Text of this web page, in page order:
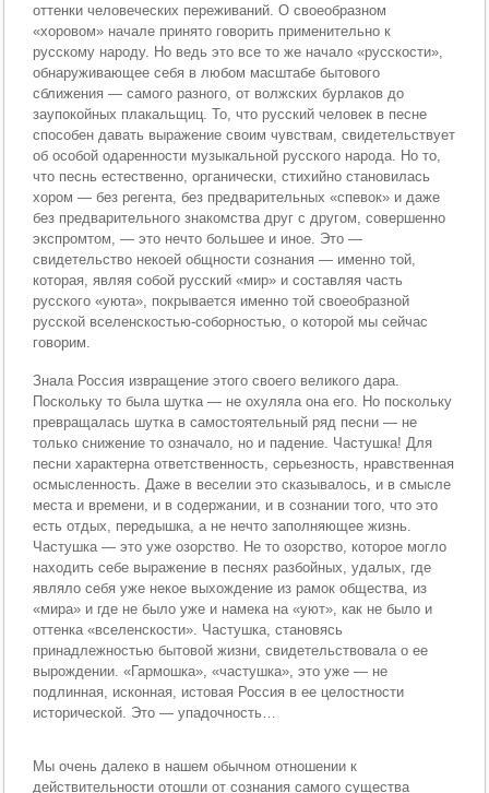
оттенки человеческих переживаний. О своеобразном
«хоровом» начале принято говорить применительно к
русскому народу. Но ведь это все то же начало «русскости»,
обнаруживающее себя в любом масштабе бытового
сближения — самого разного, от волжских бурлаков до
заупокойных плакальщиц. То, что русский человек в песне
способен давать выражение своим чувствам, свидетельствует
об особой одаренности музыкальной русского народа. Но то,
что песнь естественно, органически, стихийно становилась
хором — без регента, без предварительных «спевок» и даже
без предварительного знакомства друг с другом, совершенно
экспромтом, — это нечто большее и иное. Это —
свидетельство некоей общности сознания — именно той,
которая, являя собой русский «мир» и составляя часть
русского «уюта», покрывается именно той своеобразной
русской вселенскостью-соборностью, о которой мы сейчас
говорим.
Знала Россия извращение этого своего великого дара.
Поскольку то была шутка — не охуляла она его. Но поскольку
превращалась шутка в самостоятельный ряд песни — не
только снижение то означало, но и падение. Частушка! Для
песни характерна ответственность, серьезность, нравственная
осмысленность. Даже в веселии это сказывалось, и в смысле
места и времени, и в содержании, и в сознании того, что это
есть отдых, передышка, а не нечто заполняющее жизнь.
Частушка — это уже озорство. Не то озорство, которое могло
находить себе выражение в песнях разбойных, удалых, где
являло себя уже некое выхождение из рамок общества, из
«мира» и где не было уже и намека на «уют», как не было и
оттенка «вселенскости». Частушка, становясь
принадлежностью бытовой жизни, свидетельствовала о ее
вырождении. «Гармошка», «частушка», это уже — не
подлинная, исконная, истовая Россия в ее целостности
исторической. Это — упадочность…
Мы очень далеко в нашем обычном отношении к
действительности отошли от сознания самого существа